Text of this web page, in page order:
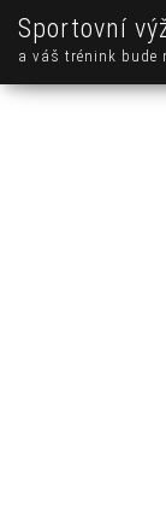
Sportovní
a váš trénink bude